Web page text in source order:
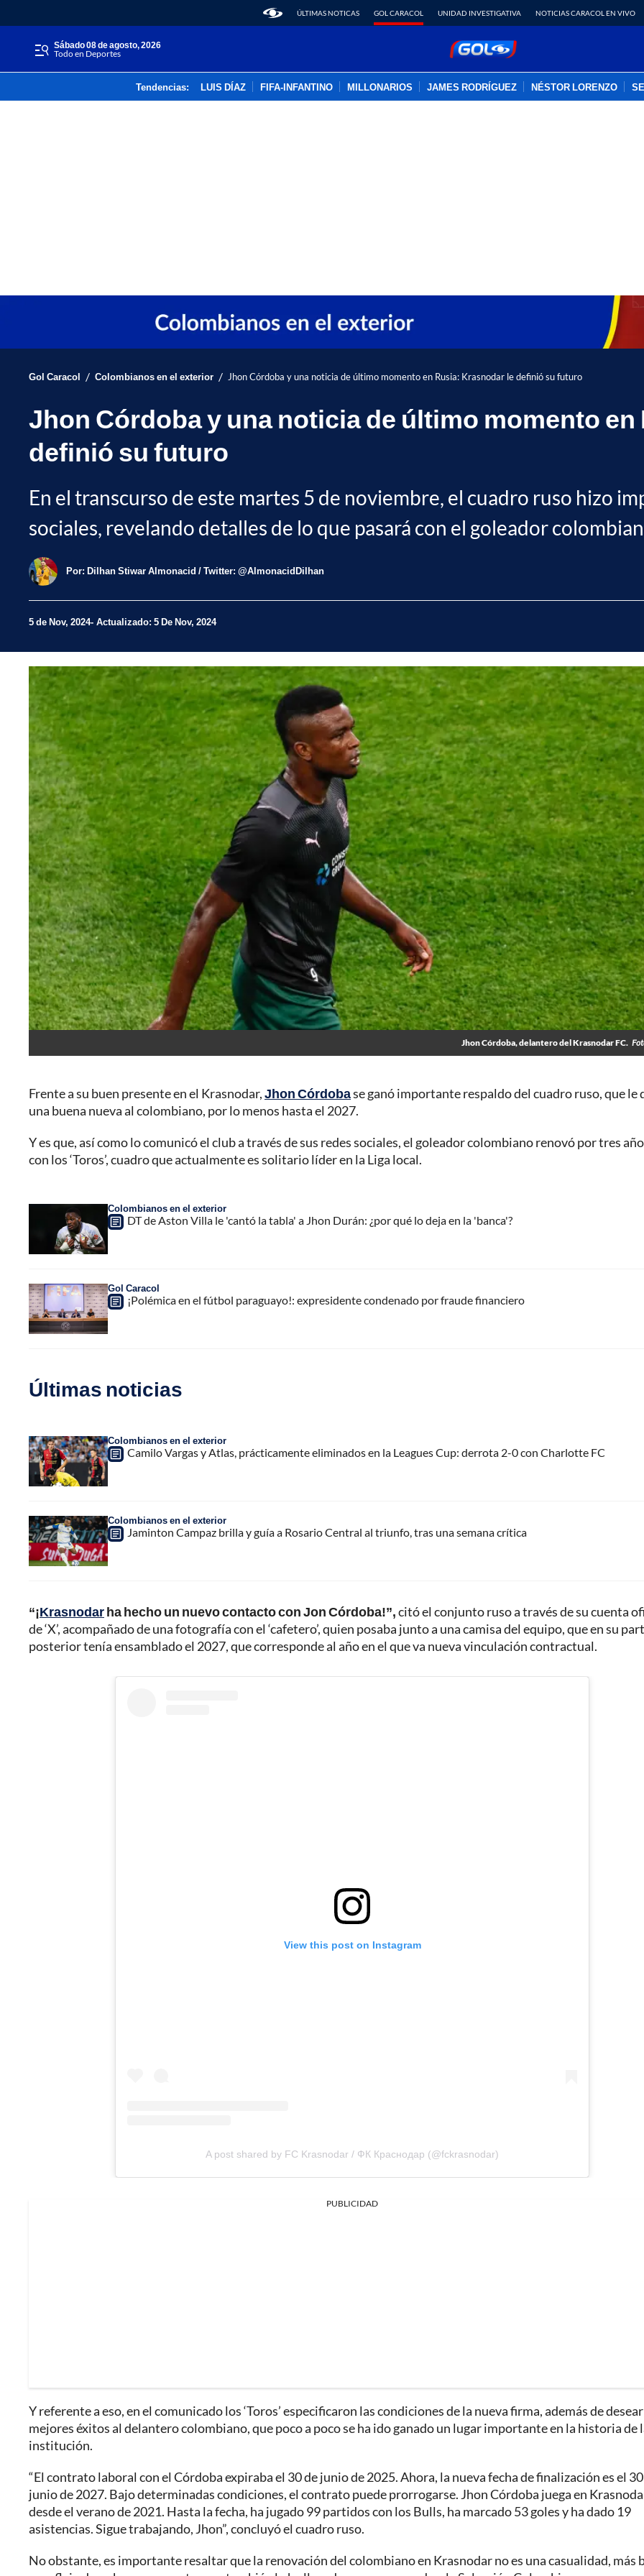
ÚLTIMAS NOTICAS GOL CARACOL UNIDAD INVESTIGATIVA NOTICIAS CARACOL EN VIVO
sábado 08 de agosto, 2026
Todo en Deportes
Tendencias: LUIS DÍAZ FIFA-INFANTINO MILLONARIOS JAMES RODRÍGUEZ NÉSTOR LORENZO
Gol Caracol / Colombianos en el exterior / Jhon Córdoba y una noticia de último momento en Rusia: Krasnodar le definió su futuro
Jhon Córdoba y una noticia de último momento
definió su futuro
En el transcurso de este martes 5 de noviembre, el cuadro ruso hizo
sociales, revelando detalles de lo que pasará con el goleador
Por: Dilhan Stiwar Almonacid / Twitter: @AlmonacidDilhan
5 de Nov, 2024 Actualizado: 5 De Nov, 2024
Jhon Córdoba, delantero del Krasnodar FC.
Frente a su buen presente en el Krasnodar,Jhon Córdobase ganó importante respaldo del cuadro ruso, que le
una buena nueva al colombiano, por lo menos hasta el 2027.
Y es que, así como lo comunicó el club a través de sus redes sociales, el goleador colombiano renovó por tres
con los ‘Toros’, cuadro que actualmente es solitario líder en la Liga local.
Colombianos en el exterior
DT de Aston Villa le 'cantó la tabla' a Jhon Durán: ¿por qué lo deja en la 'banca'?
Gol Caracol
¡Polémica en el fútbol paraguayo!: expresidente condenado por fraude financiero
Últimas noticias
Colombianos en el exterior
Camilo Vargas y Atlas, prácticamente eliminados en la Leagues Cup: derrota 2-0 con Charlotte FC
Colombianos en el exterior
Jaminton Campaz brilla y guía a Rosario Central al triunfo, tras una semana crítica
“¡Krasnodarha hecho un nuevo contacto con Jon Córdoba!”,citó el conjunto ruso a través de su cuenta
de ‘X’, acompañado de una fotografía con el ‘cafetero’, quien posaba junto a una camisa del equipo, que en su
posterior tenía ensamblado el 2027, que corresponde al año en el que va nueva vinculación contractual.
View this post on Instagram
A post shared by FC Krasnodar / ФК Краснодар (@fckrasnodar)
PUBLICIDAD
Y referente a eso, en el comunicado los ‘Toros’ especificaron las condiciones de la nueva firma, además de
mejores éxitos al delantero colombiano, que poco a poco se ha ido ganado un lugar importante en la historia de
institución.
“El contrato laboral con el Córdoba expiraba el 30 de junio de 2025. Ahora, la nueva fecha de finalización es el
junio de 2027. Bajo determinadas condiciones, el contrato puede prorrogarse. Jhon Córdoba juega en
desde el verano de 2021. Hasta la fecha, ha jugado 99 partidos con los Bulls, ha marcado 53 goles y ha dado 19
asistencias. Sigue trabajando, Jhon”, concluyó el cuadro ruso.
No obstante, es importante resaltar que la renovación del colombiano en Krasnodar no es una casualidad, más